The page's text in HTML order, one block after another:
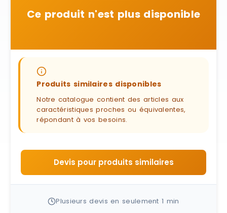
Ce produit n'est plus disponible
Produits similaires disponibles
Notre catalogue contient des articles aux
caractéristiques proches ou équivalentes,
répondant à vos besoins.
Devis pour produits similaires
Plusieurs devis en seulement 1 min